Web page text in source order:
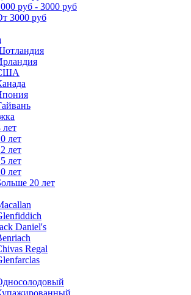
руб - 3000 руб
3000 руб
лет
лет
лет
лет
лет
20 лет
Daniel's
Regal